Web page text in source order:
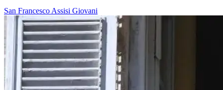
San Francesco Assisi Giovani